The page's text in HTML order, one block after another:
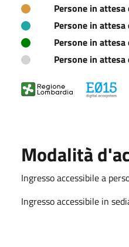
Persone in attesa
Persone in attesa
Persone in attesa
Persone in attesa
Modalità
Ingresso accessibile a
Ingresso accessibile in